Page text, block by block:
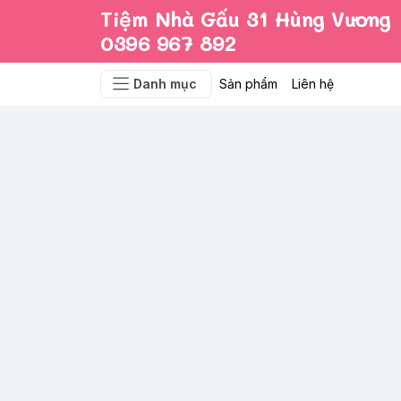
Tiệm Nhà Gấu 31 Hùng Vương
0396 967 892
Danh mục Sản phẩm Liên hệ